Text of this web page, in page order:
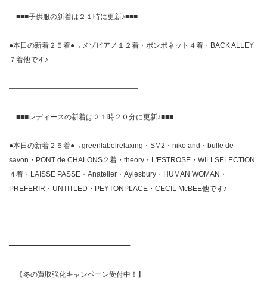
■■■子供服の新着は２１時に更新♪■■■
●本日の新着２５着●→メゾピアノ１２着・ポンポネット４着・BACK ALLEY
７着他です♪
——————————————————
■■■レディースの新着は２１時２０分に更新♪■■■
●本日の新着２５着●→greenlabelrelaxing・SM2・niko and・bulle de
savon・PONT de CHALONS２着・theory・L'ESTROSE・WILLSELECTION
４着・LAISSE PASSE・Anatelier・Aylesbury・HUMAN WOMAN・
PREFERIR・UNTITLED・PEYTONPLACE・CECIL McBEE他です♪
━━━━━━━━━━━━━━━━━━━━━━━━━━━━━
【冬の買取強化キャンペーン受付中！】